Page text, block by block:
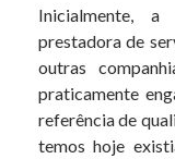
Inicialmente,
prestadora de
outras
praticamente
referência de
temos hoje